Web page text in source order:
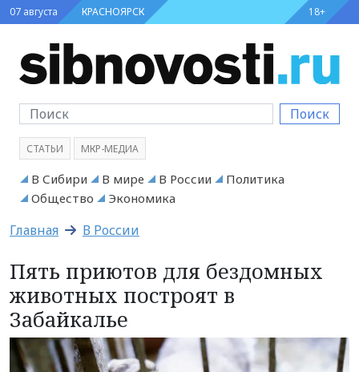
07 августа КРАСНОЯРСК 18+
Поиск
СТАТЬИ МКР-МЕДИА
В Сибири В мире В России
Политика
Общество
Экономика
Главная В России
Пять приютов для бездомных
животных построят в
Забайкалье